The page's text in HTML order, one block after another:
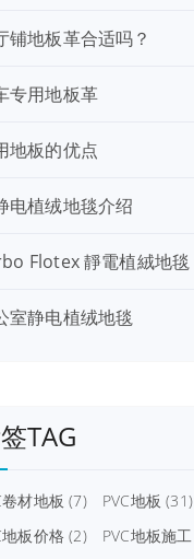
铺地板革合适吗？
专用地板革
地板的优点
电植绒地毯介绍
Flotex 靜電植絨地毯
室静电植绒地毯
TAG
卷材地板 (7) PVC地板 (31)
地板价格 (2) PVC地板施工